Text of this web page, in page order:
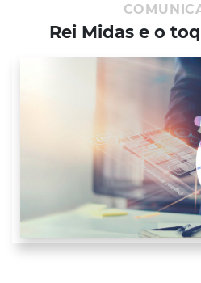
Rei Midas e o